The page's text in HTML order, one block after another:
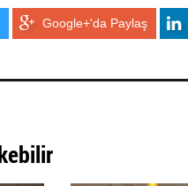
Google+'da Paylaş